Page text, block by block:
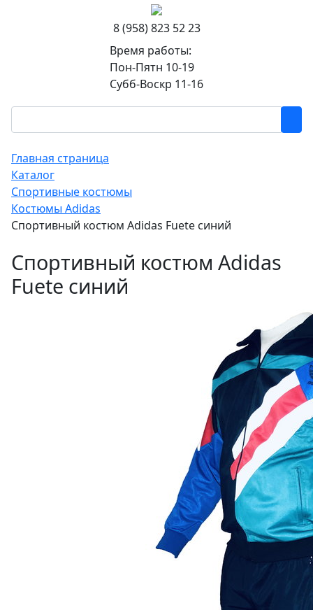
8 (958) 823 52 23
Время работы:
Пон-Пятн 10-19
Субб-Воскр 11-16
Главная страница
Каталог
Спортивные костюмы
Костюмы Adidas
Спортивный костюм Adidas Fuete синий
Спортивный костюм Adidas
Fuete синий